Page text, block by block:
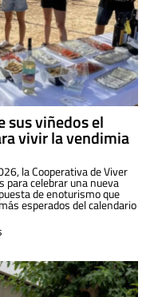
sus viñedos el
vivir la vendimia
la Cooperativa de Viver
para celebrar una nueva
de enoturismo que
esperados del calendario